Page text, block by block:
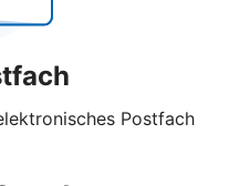
Postfach